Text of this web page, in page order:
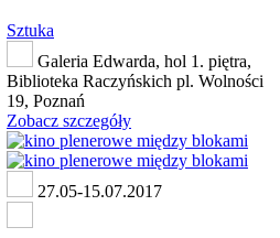
Sztuka
Galeria Edwarda, hol 1. piętra,
Biblioteka Raczyńskich pl. Wolności
19, Poznań
Zobacz szczegóły
27.05-15.07.2017